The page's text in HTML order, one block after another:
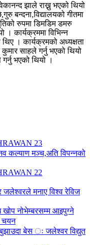
झाले राख्नु भएको थियो
बन्दना,विद्यालयको गीतमा
रुपमा डिमडिम डमरु
कार्यक्रममा विभिन्न
। कार्यक्रमको अध्यक्षता
साहले गर्नु भएको थियो
भएको थियो ।
23
कल्याण मञ्च,अति विपन्नको
22
जलेश्वरले मनाए विश्व रेविज
खोप नोभेम्बरसम्म आइपुग्ने
चयन
बेस ः जलेश्वर विद्युत